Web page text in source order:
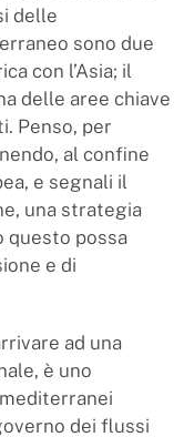
delle
sono due
con l’Asia; il
delle aree chiave
Penso, per
al confine
e segnali il
una strategia
questo possa
e di
ad una
è uno
dei flussi